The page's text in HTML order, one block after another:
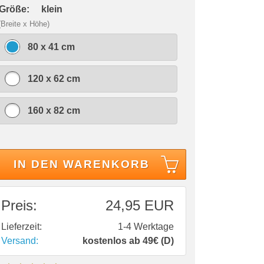
klein
x Höhe)
80 x 41 cm
120 x 62 cm
160 x 82 cm
IN DEN WARENKORB
Preis: 24,95 EUR
Lieferzeit:
1-4 Werktage
Versand:
kostenlos ab 49€ (D)